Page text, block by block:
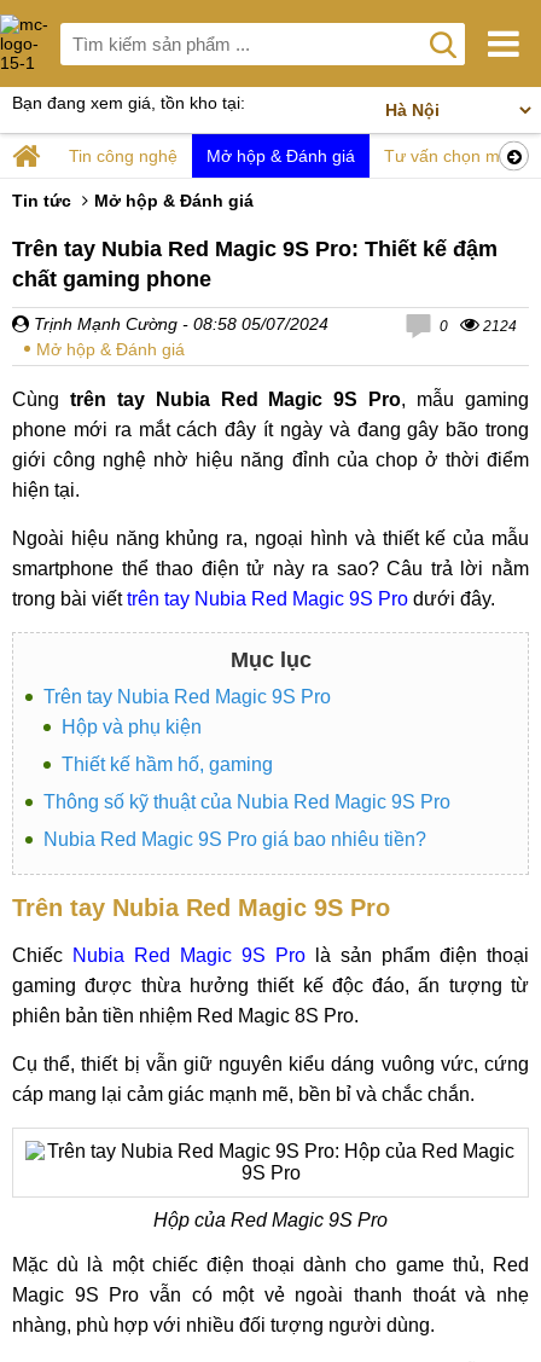
Bạn đang xem giá, tồn kho tại:
Tin công nghệ Mở hộp & Đánh giá Tư vấn chọn mua
Tin tức Mở hộp & Đánh giá
Trên tay Nubia Red Magic 9S Pro: Thiết kế đậm
chất gaming phone
Trịnh Mạnh Cường - 08:58 05/07/2024
Mở hộp & Đánh giá
0 2124
Cùng trên tay Nubia Red Magic 9S Pro, mẫu gaming
phone mới ra mắt cách đây ít ngày và đang gây bão trong
giới công nghệ nhờ hiệu năng đỉnh của chop ở thời điểm
hiện tại.
Ngoài hiệu năng khủng ra, ngoại hình và thiết kế của mẫu
smartphone thể thao điện tử này ra sao? Câu trả lời nằm
trong bài viếttrên tay Nubia Red Magic 9S Pro dưới đây.
Mục lục
Trên tay Nubia Red Magic 9S Pro
Hộp và phụ kiện
Thiết kế hầm hố, gaming
Thông số kỹ thuật của Nubia Red Magic 9S Pro
Nubia Red Magic 9S Pro giá bao nhiêu tiền?
Trên tay Nubia Red Magic 9S Pro
Chiếc Nubia Red Magic 9S Pro là sản phẩm điện thoại
gaming được thừa hưởng thiết kế độc đáo, ấn tượng từ
phiên bản tiền nhiệm Red Magic 8S Pro.
Cụ thể, thiết bị vẫn giữ nguyên kiểu dáng vuông vức, cứng
cáp mang lại cảm giác mạnh mẽ, bền bỉ và chắc chắn.
Hộp của Red Magic 9S Pro
Mặc dù là một chiếc điện thoại dành cho game thủ, Red
Magic 9S Pro vẫn có một vẻ ngoài thanh thoát và nhẹ
nhàng, phù hợp với nhiều đối tượng người dùng.